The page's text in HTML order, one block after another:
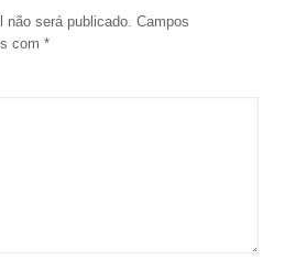
não será publicado. Campos
com *